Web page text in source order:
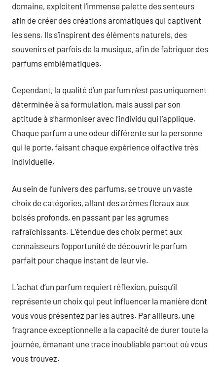
domaine, exploitent l’immense palette des senteurs
afin de créer des créations aromatiques qui captivent
les sens. Ils s’inspirent des éléments naturels, des
souvenirs et parfois de la musique, afin de fabriquer des
parfums emblématiques.
Cependant, la qualité d’un parfum n’est pas uniquement
déterminée à sa formulation, mais aussi par son
aptitude à s’harmoniser avec l’individu qui l’applique.
Chaque parfum a une odeur différente sur la personne
qui le porte, faisant chaque expérience olfactive très
individuelle.
Au sein de l’univers des parfums, se trouve un vaste
choix de catégories, allant des arômes floraux aux
boisés profonds, en passant par les agrumes
rafraîchissants. L’étendue des choix permet aux
connaisseurs l’opportunité de découvrir le parfum
parfait pour chaque instant de leur vie.
L’achat d’un parfum requiert réflexion, puisqu’il
représente un choix qui peut influencer la manière dont
vous vous présentez par les autres. Par ailleurs, une
fragrance exceptionnelle a la capacité de durer toute la
journée, émanant une trace inoubliable partout où vous
vous trouvez.